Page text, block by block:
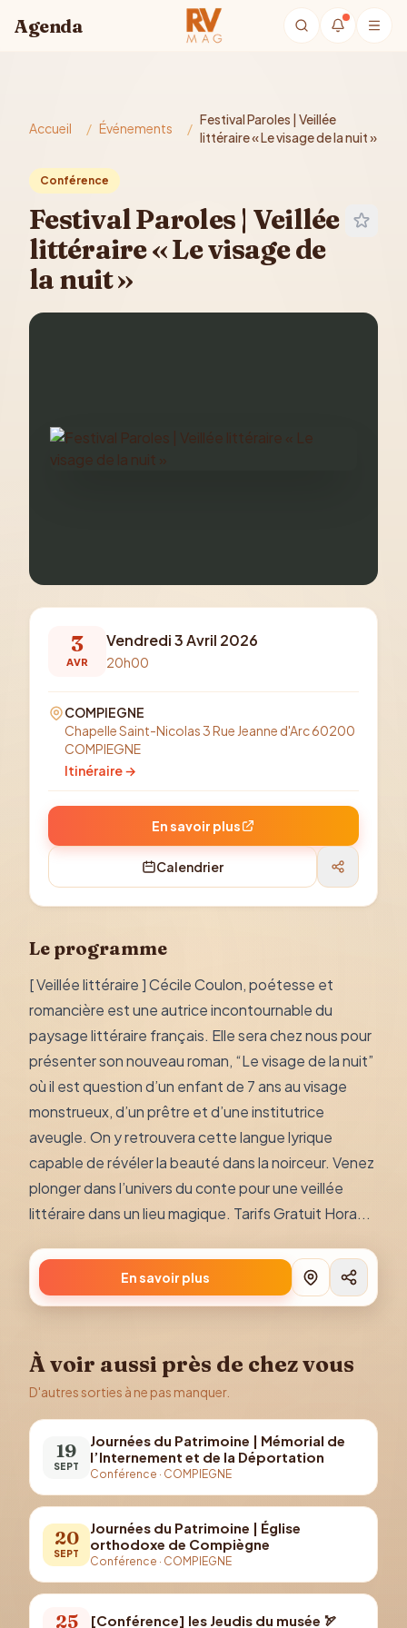
Agenda
Accueil / Événements /
Festival Paroles | Veillée
littéraire « Le visage de la nuit »
Conférence
Festival Paroles | Veillée
littéraire « Le visage de
la nuit »
3
AVR
Vendredi 3 Avril 2026
20h00
COMPIEGNE
Chapelle Saint-Nicolas 3 Rue Jeanne d'Arc 60200
COMPIEGNE
Itinéraire →
En savoir plus
Calendrier
Le programme
[ Veillée littéraire ] Cécile Coulon, poétesse et
romancière est une autrice incontournable du
paysage littéraire français. Elle sera chez nous pour
présenter son nouveau roman, “Le visage de la nuit”
où il est question d’un enfant de 7 ans au visage
monstrueux, d’un prêtre et d’une institutrice
aveugle. On y retrouvera cette langue lyrique
capable de révéler la beauté dans la noirceur. Venez
plonger dans l’univers du conte pour une veillée
littéraire dans un lieu magique. Tarifs Gratuit Hora...
En savoir plus
À voir aussi près de chez vous
D'autres sorties à ne pas manquer.
19
SEPT
Journées du Patrimoine | Mémorial de
l’Internement et de la Déportation
Conférence · COMPIEGNE
20
SEPT
Journées du Patrimoine | Église
orthodoxe de Compiègne
Conférence · COMPIEGNE
25 [Conférence] les Jeudis du musée 🏹